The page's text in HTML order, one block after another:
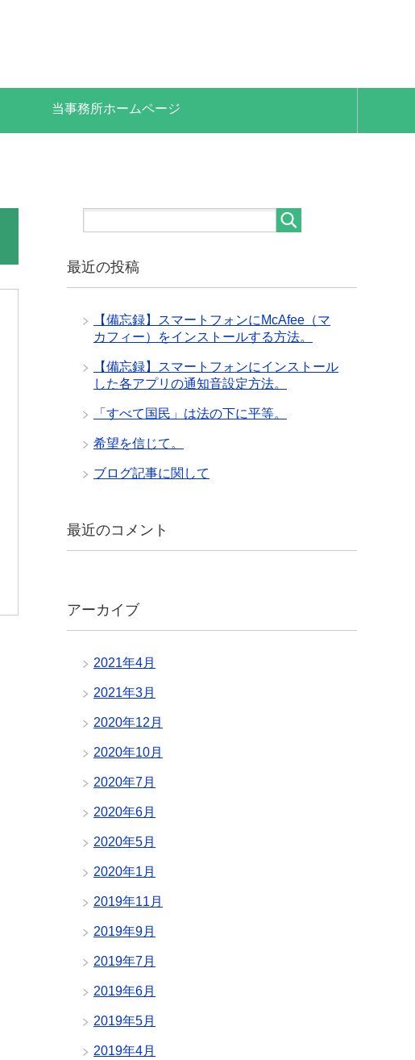
当事務所ホームページ
最近の投稿
【備忘録】スマートフォンにMcAfee（マ
カフィー）をインストールする方法。
【備忘録】スマートフォンにインストール
した各アプリの通知音設定方法。
「すべて国民」は法の下に平等。
希望を信じて。
ブログ記事に関して
最近のコメント
アーカイブ
2021年4月
2021年3月
2020年12月
2020年10月
2020年7月
2020年6月
2020年5月
2020年1月
2019年11月
2019年9月
2019年7月
2019年6月
2019年5月
2019年4月